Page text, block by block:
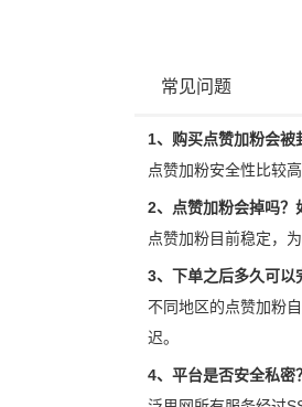
常见问题
1、购买点赞加粉会被
点赞加粉安全性比较
2、点赞加粉会掉吗？
点赞加粉目前稳定，
3、下单之后多久可以
不同地区的点赞加粉
迟。
4、平台是否安全私密？